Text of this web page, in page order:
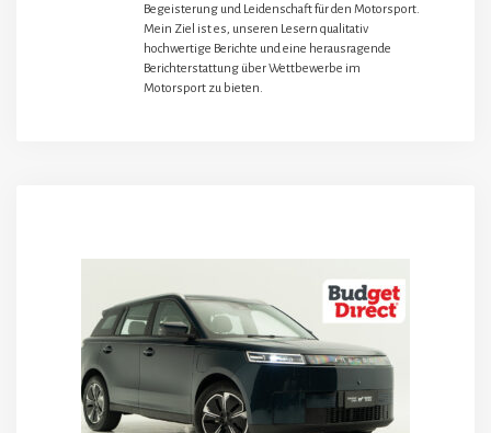
Begeisterung und Leidenschaft für den Motorsport.
Mein Ziel ist es, unseren Lesern qualitativ
hochwertige Berichte und eine herausragende
Berichterstattung über Wettbewerbe im
Motorsport zu bieten.